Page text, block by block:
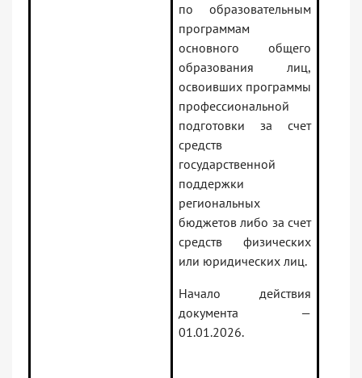
по образовательным
программам
основного общего
образования лиц,
освоивших программы
профессиональной
подготовки за счет
средств
государственной
поддержки
региональных
бюджетов либо за счет
средств физических
или юридических лиц.
Начало действия
документа —
01.01.2026.